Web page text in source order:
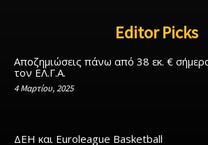
Editor Picks
Αποζημιώσεις πάνω από 38 εκ. €
τον ΕΛ.Γ.Α.
4 Μαρτίου, 2025
ΔΕΗ και Euroleague Basketball